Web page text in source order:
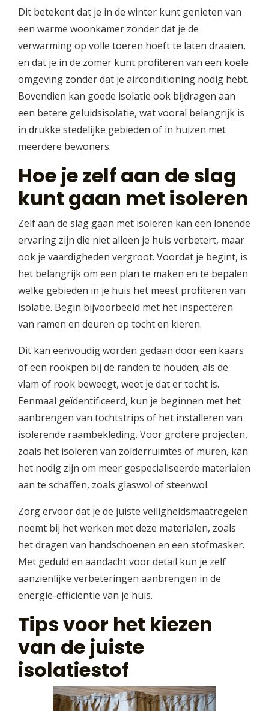
Dit betekent dat je in de winter kunt genieten van
een warme woonkamer zonder dat je de
verwarming op volle toeren hoeft te laten draaien,
en dat je in de zomer kunt profiteren van een koele
omgeving zonder dat je airconditioning nodig hebt.
Bovendien kan goede isolatie ook bijdragen aan
een betere geluidsisolatie, wat vooral belangrijk is
in drukke stedelijke gebieden of in huizen met
meerdere bewoners.
Hoe je zelf aan de slag
kunt gaan met isoleren
Zelf aan de slag gaan met isoleren kan een lonende
ervaring zijn die niet alleen je huis verbetert, maar
ook je vaardigheden vergroot. Voordat je begint, is
het belangrijk om een plan te maken en te bepalen
welke gebieden in je huis het meest profiteren van
isolatie. Begin bijvoorbeeld met het inspecteren
van ramen en deuren op tocht en kieren.
Dit kan eenvoudig worden gedaan door een kaars
of een rookpen bij de randen te houden; als de
vlam of rook beweegt, weet je dat er tocht is.
Eenmaal geïdentificeerd, kun je beginnen met het
aanbrengen van tochtstrips of het installeren van
isolerende raambekleding. Voor grotere projecten,
zoals het isoleren van zolderruimtes of muren, kan
het nodig zijn om meer gespecialiseerde materialen
aan te schaffen, zoals glaswol of steenwol.
Zorg ervoor dat je de juiste veiligheidsmaatregelen
neemt bij het werken met deze materialen, zoals
het dragen van handschoenen en een stofmasker.
Met geduld en aandacht voor detail kun je zelf
aanzienlijke verbeteringen aanbrengen in de
energie-efficiëntie van je huis.
Tips voor het kiezen
van de juiste
isolatiestof